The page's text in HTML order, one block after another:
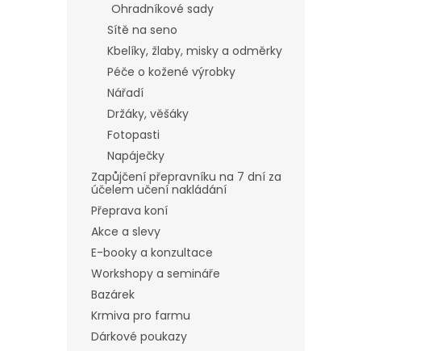
Ohradníkové sady
Sítě na seno
Kbelíky, žlaby, misky a odměrky
Péče o kožené výrobky
Nářadí
Držáky, věšáky
Fotopasti
Napáječky
Zapůjčení přepravníku na 7 dní za
účelem učení nakládání
Přeprava koní
Akce a slevy
E-booky a konzultace
Workshopy a semináře
Bazárek
Krmiva pro farmu
Dárkové poukazy